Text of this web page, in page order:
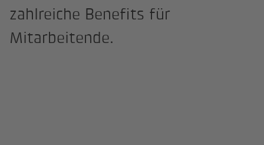
zahlreiche Benefits für
Mitarbeitende.